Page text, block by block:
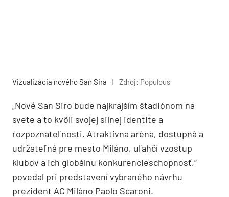
Vizualizácia nového San Sira | Zdroj: Populous
„Nové San Siro bude najkrajším štadiónom na
svete a to kvôli svojej silnej identite a
rozpoznateľnosti. Atraktívna aréna, dostupná a
udržateľná pre mesto Miláno, uľahčí vzostup
klubov a ich globálnu konkurencieschopnosť,“
povedal pri predstavení vybraného návrhu
prezident AC Miláno Paolo Scaroni.